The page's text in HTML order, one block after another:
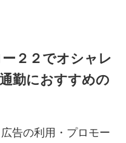
２２でオシャレ
勤におすすめの
告の利用・プロモー